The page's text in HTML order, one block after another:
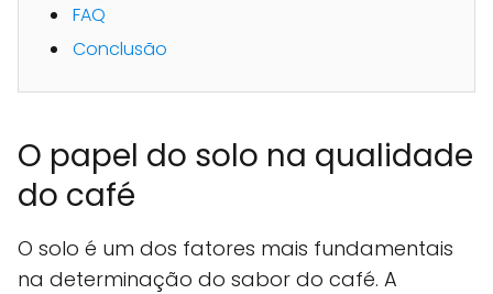
FAQ
Conclusão
O papel do solo na qualidade
do café
O solo é um dos fatores mais fundamentais
na determinação do sabor do café. A